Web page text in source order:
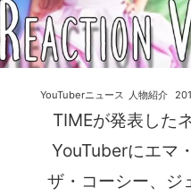
TIMEが発表した
YouTuberにエマ
ザ・コーシー、ジ
YouTuberニュース 人物紹介